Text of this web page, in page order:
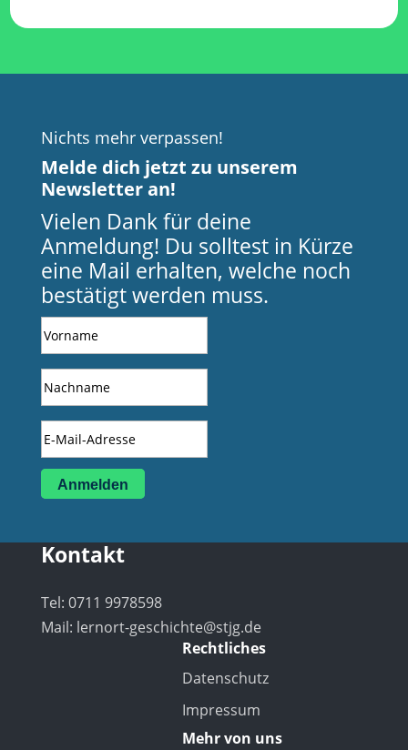
Nichts mehr verpassen!
Melde dich jetzt zu unserem
Newsletter an!
Vielen Dank für deine
Anmeldung! Du solltest in Kürze
eine Mail erhalten, welche noch
bestätigt werden muss.
Anmelden
Kontakt
Tel: 0711 9978598
Mail: lernort-geschichte@stjg.de
Rechtliches
Datenschutz
Impressum
Mehr von uns